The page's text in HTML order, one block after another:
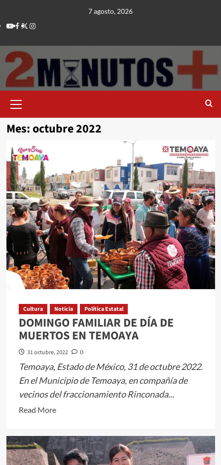
contenido
7 agosto, 2026
Youtube
Facebook
TwitterInstagram
principal
Mes: octubre 2022
Cultura Noticia Política Estatal
DOMINGO FAMILIAR DE DÍA DE
MUERTOS EN TEMOAYA
31 octubre, 2022 0
Temoaya, Estado de México, 31 de octubre 2022.
En el Municipio de Temoaya, en compañía de
vecinos del fraccionamiento Rinconada...
Read MoreRead
about
DOMINGO
FAMILIAR